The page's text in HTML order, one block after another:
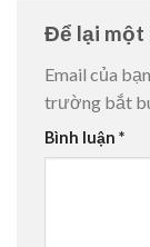
Để lại một
Email của
trường bắt
Bình luận *